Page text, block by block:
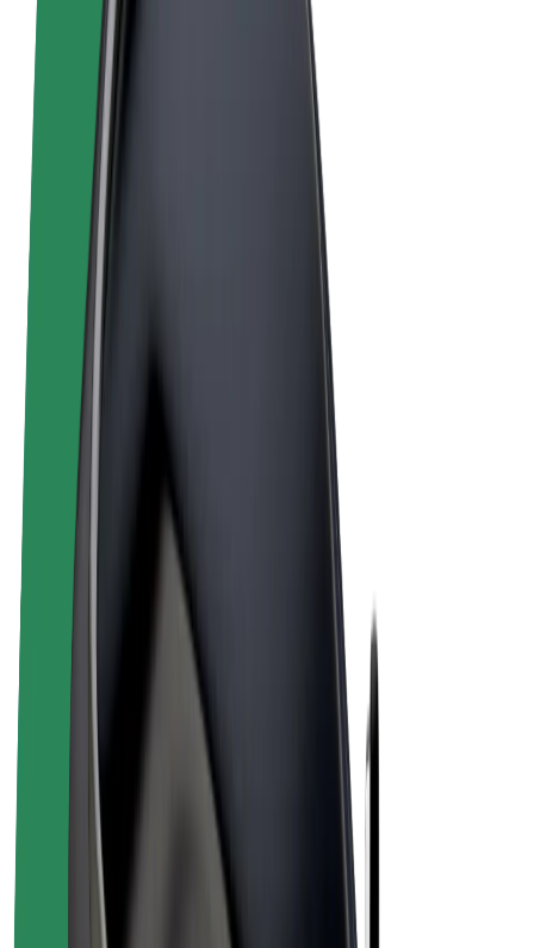
Termeni și Condiții
Confidențialitate
Cookie-uri
© 2026 Bolt Technology OÜ
Produse
Biciclete electrice
Câștiguri șofer partener
Câștiguri curier
Comercianți Bolt Food
Francize